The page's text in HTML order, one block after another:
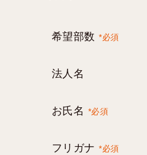
希望部数 *必須
法人名
お氏名 *必須
フリガナ *必須